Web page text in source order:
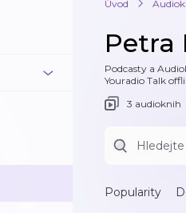
Úvod
Petra
Podcasty a
Youradio Talk
3 audioknih
Popularity